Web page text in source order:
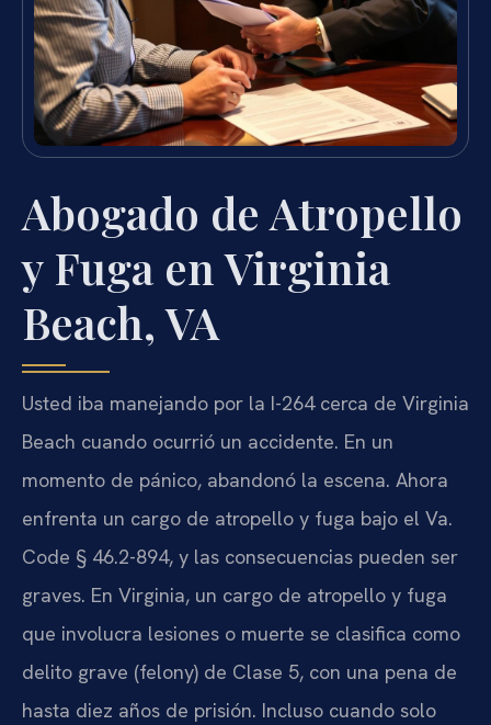
Abogado de Atropello
y Fuga en Virginia
Beach, VA
Usted iba manejando por la I-264 cerca de Virginia
Beach cuando ocurrió un accidente. En un
momento de pánico, abandonó la escena. Ahora
enfrenta un cargo de atropello y fuga bajo el Va.
Code § 46.2-894, y las consecuencias pueden ser
graves. En Virginia, un cargo de atropello y fuga
que involucra lesiones o muerte se clasifica como
delito grave (felony) de Clase 5, con una pena de
hasta diez años de prisión. Incluso cuando solo